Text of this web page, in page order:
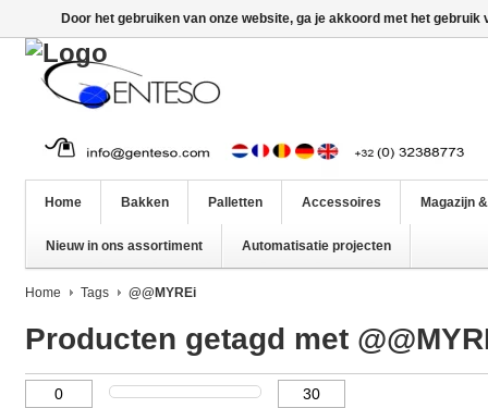
Home Bakken Palletten Accessoires Magazijn
Nieuw in ons assortiment Automatisatie projecten
Home Tags @@MYREi
Producten getagd met
Door het gebruiken van onze website, ga je akkoord met het